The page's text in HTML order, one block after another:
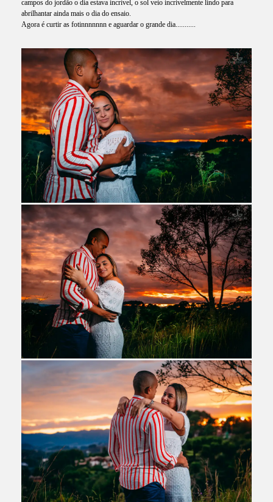
campos do jordão o dia estava incrível, o sol veio incrivelmente lindo para
abrilhantar ainda mais o dia do ensaio.
Agora é curtir as fotinnnnnnn e aguardar o grande dia...........